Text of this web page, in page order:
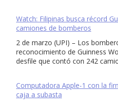
Watch: Filipinas busca récord
camiones de bomberos
2 de marzo (UPI) – Los
reconocimiento de Guinness
desfile que contó con 242
Computadora Apple-1 con la
caja a subasta